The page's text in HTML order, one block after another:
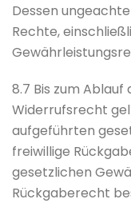
Dessen
Rechte,
8.7 Bis zum
Widerrufsrecht
aufgeführten
freiwillige
gesetzlichen
Rückgaberecht